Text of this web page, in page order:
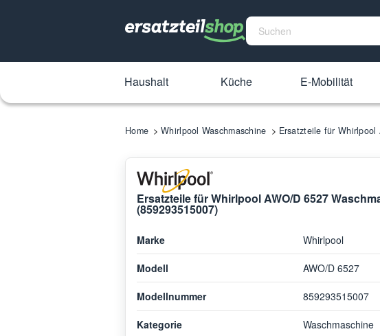
Haushalt Küche E-Mobilität
Home Whirlpool Waschmaschine Ersatzteile für Whirlpool
Ersatzteile für Whirlpool AWO/D 6527
(859293515007)
Marke Whirlpool
Modell AWO/D 6527
Modellnummer 859293515007
Kategorie Waschmaschine